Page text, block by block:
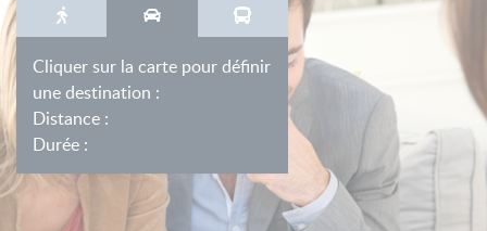
Cliquer sur la carte pour définir
une destination :
Distance :
Durée :